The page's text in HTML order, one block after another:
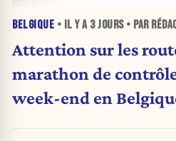
BELGIQUE • IL Y A 3 JOURS• PAR
Attention sur les
marathon de
week-end en